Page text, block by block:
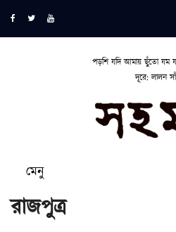
পড়শি যদি আমায় ছুঁতো যম
দূরে: লালন
মেনু
রাজপুত্র